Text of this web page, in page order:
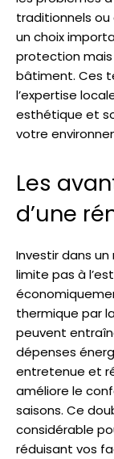
traditionnels
un choix
protection
bâtiment. Ces
l’expertise
esthétique et
votre
Les
d’une
Investir dans
limite pas à
thermique par
peuvent
dépenses
entretenue et
améliore le
saisons. Ce
considérable
réduisant vos